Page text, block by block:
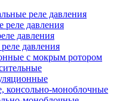
реле давления
реле давления
давления
давления
с мокрым ротором
консольно-моноблочные